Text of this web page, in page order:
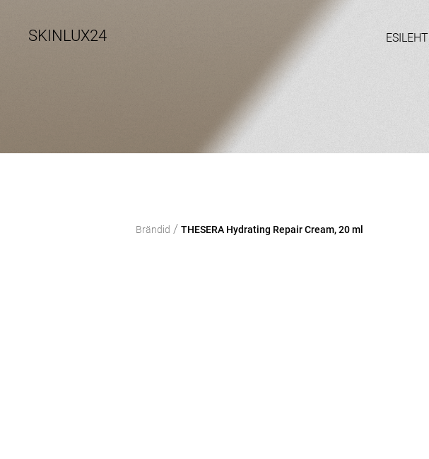
SKINLUX24 ESILEHT
Brändid / THESERA Hydrating Repair Cream, 20 ml